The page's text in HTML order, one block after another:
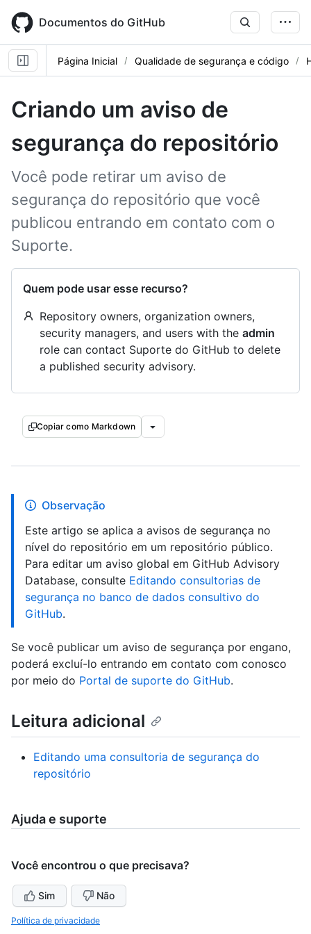
main
content
Documentos do GitHub
Página Inicial Qualidade de segurança e código
Criando um aviso de
segurança do repositório
Você pode retirar um aviso de
segurança do repositório que você
publicou entrando em contato com o
Suporte.
Quem pode usar esse recurso?
Repository owners, organization owners,
security managers, and users with the admin
role can contact Suporte do GitHub to delete
a published security advisory.
Copiar como Markdown
Observação
Este artigo se aplica a avisos de segurança no
nível do repositório em um repositório público.
Para editar um aviso global em GitHub Advisory
Database, consulte Editando consultorias de
segurança no banco de dados consultivo do
GitHub.
Se você publicar um aviso de segurança por engano,
poderá excluí-lo entrando em contato com conosco
por meio do Portal de suporte do GitHub.
Leitura adicional
Editando uma consultoria de segurança do
repositório
Ajuda e suporte
Você encontrou o que precisava?
Sim Não
Política de privacidade